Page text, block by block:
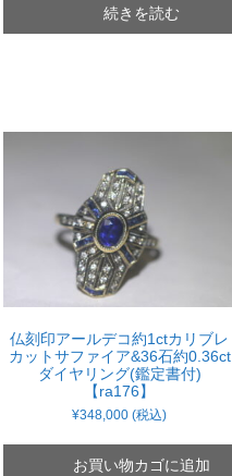
続きを読む
仏刻印アールデコ約1ctカリブレ
カットサファイア&36石約0.36ct
ダイヤリング(鑑定書付)
【ra176】
¥348,000 (税込)
お買い物カゴに追加